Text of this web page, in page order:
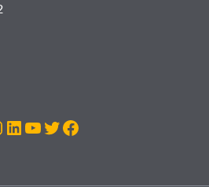
LinkedIn
Youtube
Twitter
Facebook